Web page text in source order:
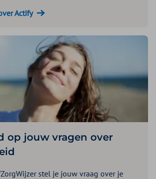
Actify
op jouw vragen over
stel je jouw vraag over je